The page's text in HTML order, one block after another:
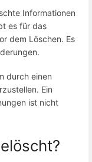
Informationen
es für das
dem Löschen. Es
durch einen
Ein
ist nicht